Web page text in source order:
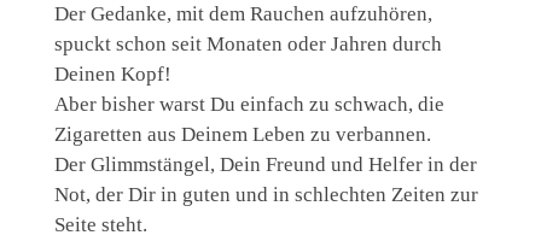
Der Gedanke, mit dem Rauchen aufzuhören,
spuckt schon seit Monaten oder Jahren durch
Deinen Kopf!
Aber bisher warst Du einfach zu schwach, die
Zigaretten aus Deinem Leben zu verbannen.
Der Glimmstängel, Dein Freund und Helfer in der
Not, der Dir in guten und in schlechten Zeiten zur
Seite steht.